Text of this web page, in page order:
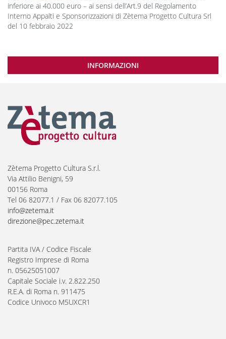
inferiore ai 40.000 euro – ai sensi dell’Art.9 del Regolamento
Interno Appalti e Sponsorizzazioni di Zètema Progetto Cultura Srl
del 10 febbraio 2022
INFORMAZIONI
Zètema Progetto Cultura S.r.l.
Via Attilio Benigni, 59
00156 Roma
Tel 06 82077.1 / Fax 06 82077.105
info@zetema.it
direzione@pec.zetema.it
Partita IVA / Codice Fiscale
Registro Imprese di Roma
n. 05625051007
Capitale Sociale i.v. 2.822.250
R.E.A. di Roma n. 911475
Codice Univoco M5UXCR1